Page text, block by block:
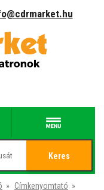
Keres
» Címkenyomtató »